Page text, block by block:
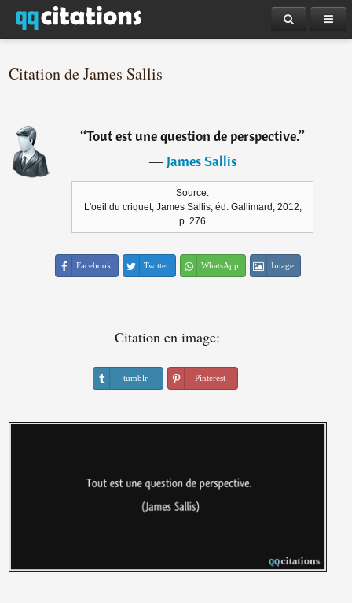
Citation de James Sallis
“Tout est une question de perspective.”
―James Sallis
Source:
L'oeil du criquet, James Sallis, éd. Gallimard, 2012,
p. 276
Facebook Twitter WhatsApp Image
Citation en image:
tumblr Pinterest